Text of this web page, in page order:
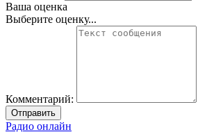
Ваша оценка
Выберите оценку...
Комментарий:
Отправить
Радио онлайн